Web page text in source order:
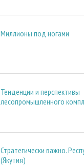
Миллионы под ногами
Тенденции и перспективы
лесопромышленного
Стратегически важно.
(Якутия)